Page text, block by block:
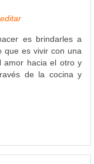
es brindarles a
que es vivir con una
amor hacia el otro y
de la cocina y